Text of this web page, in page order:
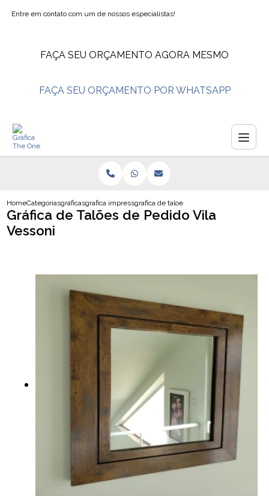
Entre em contato com um de nossos especialistas!
FAÇA SEU ORÇAMENTO AGORA MESMO
FAÇA SEU ORÇAMENTO POR WHATSAPP
HomeCategoriasgraficasgrafica impressao em lonagrafica de taloes de pedido vila vessoni
Gráfica de Talões de Pedido Vila
Vessoni